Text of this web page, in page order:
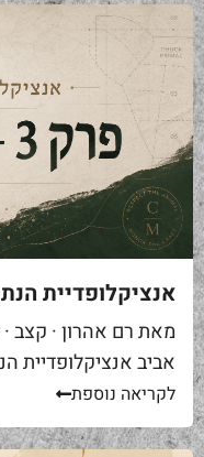
אנציקלופדיית הנתחים ·
מאת רם אהרון · קצב
סיפור. אתם באים
לקריאה נוספת